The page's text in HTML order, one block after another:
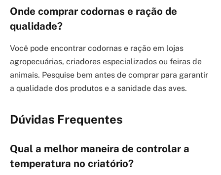
Onde comprar codornas e ração de
qualidade?
Você pode encontrar codornas e ração em lojas
agropecuárias, criadores especializados ou feiras de
animais. Pesquise bem antes de comprar para garantir
a qualidade dos produtos e a sanidade das aves.
Dúvidas Frequentes
Qual a melhor maneira de controlar a
temperatura no criatório?